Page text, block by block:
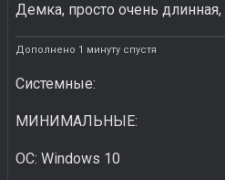
Демка, просто очень
Дополнено 1 минуту спустя
Системные:
МИНИМАЛЬНЫЕ:
ОС: Windows 10